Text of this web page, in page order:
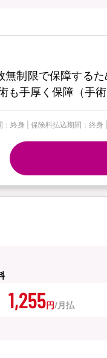
制限で保障する
手厚く保障（手術
終身 | 保険料払込期間：終
1,255円